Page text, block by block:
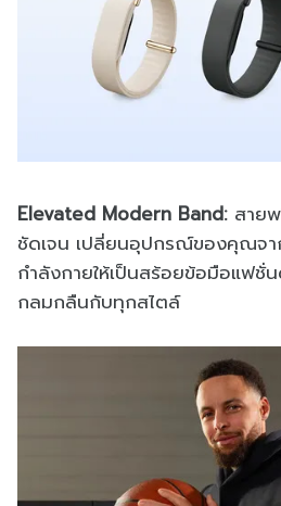
Elevated Modern Band: สาย
ชัดเจน เปลี่ยนอุปกรณ์ของคุณจ
กำลังกายให้เป็นสร้อยข้อมือแฟชั่
กลมกลืนกับทุกสไตล์